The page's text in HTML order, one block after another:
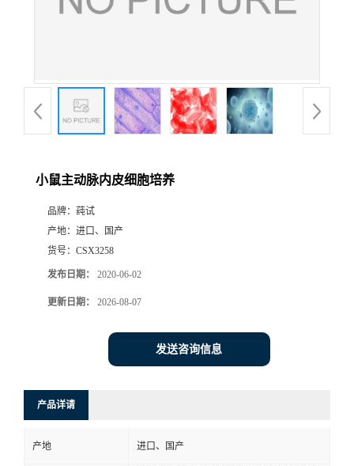
小鼠主动脉内皮细胞培养
品牌： 莼试
产地： 进口、国产
货号： CSX3258
发布日期： 2020-06-02
更新日期： 2026-08-07
发送咨询信息
产品详请
产地 进口、国产